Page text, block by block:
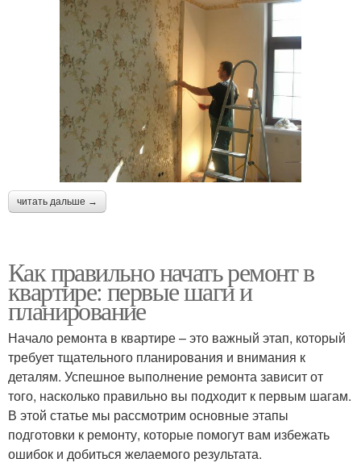
читать дальше →
Как правильно начать ремонт в
квартире: первые шаги и
планирование
Начало ремонта в квартире – это важный этап, который
требует тщательного планирования и внимания к
деталям. Успешное выполнение ремонта зависит от
того, насколько правильно вы подходит к первым шагам.
В этой статье мы рассмотрим основные этапы
подготовки к ремонту, которые помогут вам избежать
ошибок и добиться желаемого результата.